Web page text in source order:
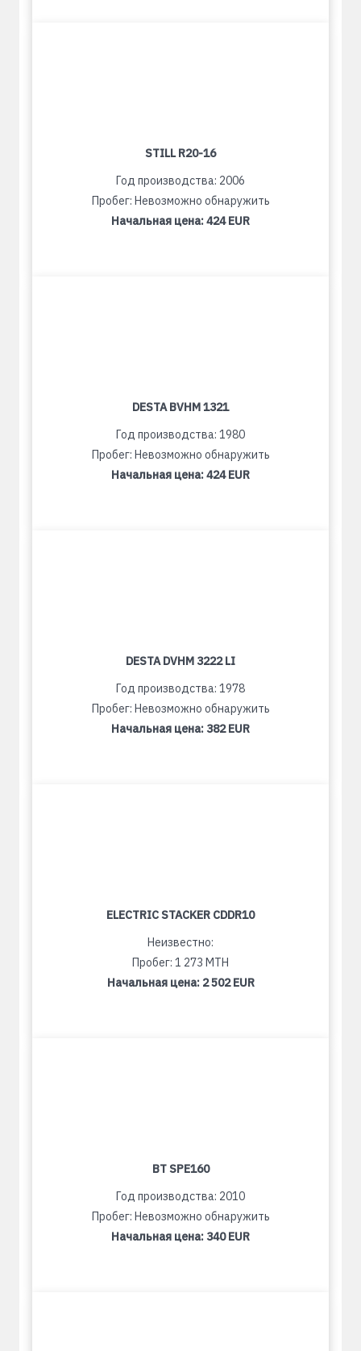
STILL R20-16
Год производства: 2006
Пробег: Невозможно обнаружить
Начальная цена:424 EUR
DESTA BVHM 1321
Год производства: 1980
Пробег: Невозможно обнаружить
Начальная цена:424 EUR
DESTA DVHM 3222 LI
Год производства: 1978
Пробег: Невозможно обнаружить
Начальная цена: 382 EUR
ELECTRIC STACKER CDDR10
Неизвестно:
Пробег: 1 273 MTH
Начальная цена: 2 502 EUR
BT SPE160
Год производства: 2010
Пробег: Невозможно обнаружить
Начальная цена: 340 EUR